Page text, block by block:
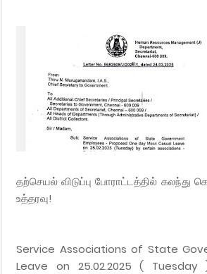
தற்செயல் விடுப்பு போராட்டத்தில்
உத்தரவு!
Service Associations of State
Leave on 25.02.2025 (